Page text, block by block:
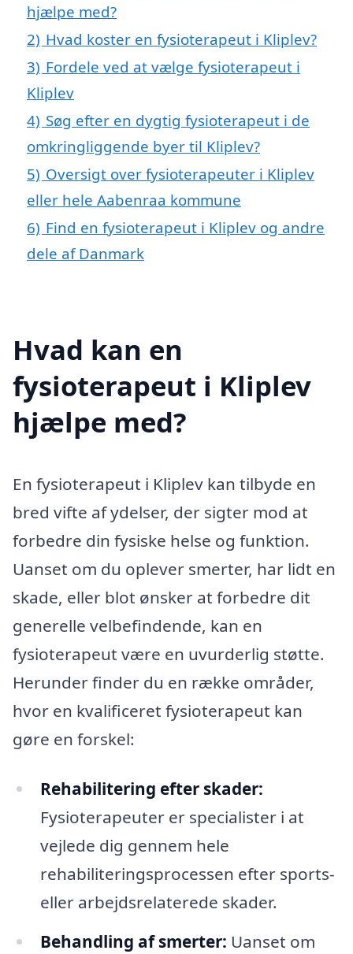
hjælpe med?
2) Hvad koster en fysioterapeut i Kliplev?
3) Fordele ved at vælge fysioterapeut i
Kliplev
4) Søg efter en dygtig fysioterapeut i de
omkringliggende byer til Kliplev?
5) Oversigt over fysioterapeuter i Kliplev
eller hele Aabenraa kommune
6) Find en fysioterapeut i Kliplev og andre
dele af Danmark
Hvad kan en
fysioterapeut i Kliplev
hjælpe med?
En fysioterapeut i Kliplev kan tilbyde en
bred vifte af ydelser, der sigter mod at
forbedre din fysiske helse og funktion.
Uanset om du oplever smerter, har lidt en
skade, eller blot ønsker at forbedre dit
generelle velbefindende, kan en
fysioterapeut være en uvurderlig støtte.
Herunder finder du en række områder,
hvor en kvalificeret fysioterapeut kan
gøre en forskel:
Rehabilitering efter skader:
Fysioterapeuter er specialister i at
vejlede dig gennem hele
rehabiliteringsprocessen efter sports-
eller arbejdsrelaterede skader.
Behandling af smerter: Uanset om